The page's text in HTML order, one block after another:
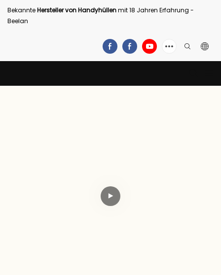
BekannteHersteller von Handyhüllenmit 18 Jahren Erfahrung -
Beelan